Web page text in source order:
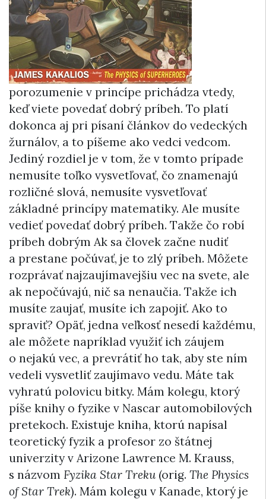
porozumenie v princípe prichádza vtedy,
keď viete povedať dobrý príbeh. To platí
dokonca aj pri písaní článkov do vedeckých
žurnálov, a to píšeme ako vedci vedcom.
Jediný rozdiel je v tom, že v tomto prípade
nemusíte toľko vysvetľovať, čo znamenajú
rozličné slová, nemusíte vysvetľovať
základné princípy matematiky. Ale musíte
vedieť povedať dobrý príbeh. Takže čo robí
príbeh dobrým Ak sa človek začne nudiť
a prestane počúvať, je to zlý príbeh. Môžete
rozprávať najzaujímavejšiu vec na svete, ale
ak nepočúvajú, nič sa nenaučia. Takže ich
musíte zaujať, musíte ich zapojiť. Ako to
spraviť? Opäť, jedna veľkosť nesedí každému,
ale môžete napríklad využiť ich záujem
o nejakú vec, a prevrátiť ho tak, aby ste ním
vedeli vysvetliť zaujímavo vedu. Máte tak
vyhratú polovicu bitky. Mám kolegu, ktorý
píše knihy o fyzike v Nascar automobilových
pretekoch. Existuje kniha, ktorú napísal
teoretický fyzik a profesor zo štátnej
univerzity v Arizone Lawrence M. Krauss,
s názvom Fyzika Star Treku(orig. The Physics
of Star Trek). Mám kolegu v Kanade, ktorý je